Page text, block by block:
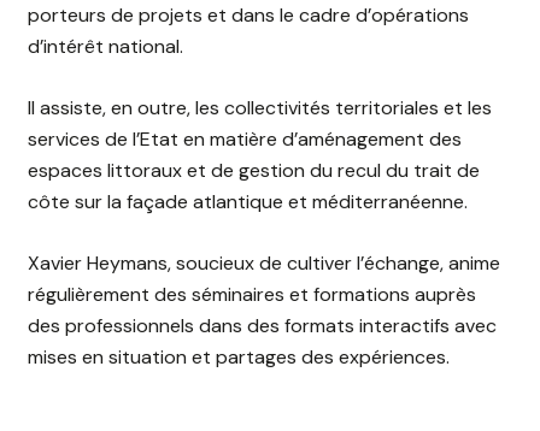
porteurs de projets et dans le cadre d’opérations
d’intérêt national.
Il assiste, en outre, les collectivités territoriales et les
services de l’Etat en matière d’aménagement des
espaces littoraux et de gestion du recul du trait de
côte sur la façade atlantique et méditerranéenne.
Xavier Heymans, soucieux de cultiver l’échange, anime
régulièrement des séminaires et formations auprès
des professionnels dans des formats interactifs avec
mises en situation et partages des expériences.